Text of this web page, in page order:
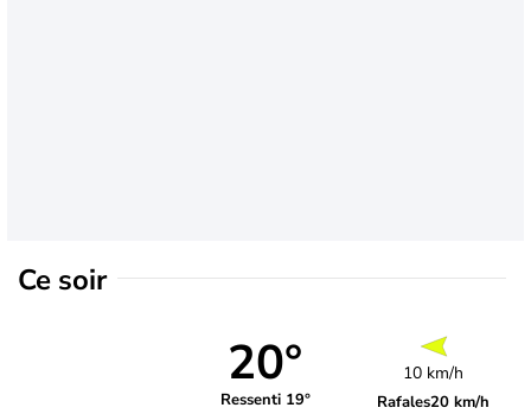
Ce soir
20°
Ressenti 19°
10 km/h
Rafales20 km/h